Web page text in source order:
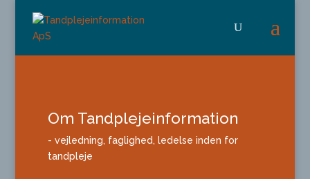
Om Tandplejeinformation
- vejledning, faglighed, ledelse inden for
tandpleje